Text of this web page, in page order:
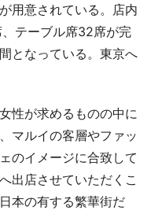
用意されている。店内
テーブル席32席が完
となっている。東京へ
性が求めるものの中に
マルイの客層やファッ
のイメージに合致して
出店させていただくこ
本の有する繁華街だ